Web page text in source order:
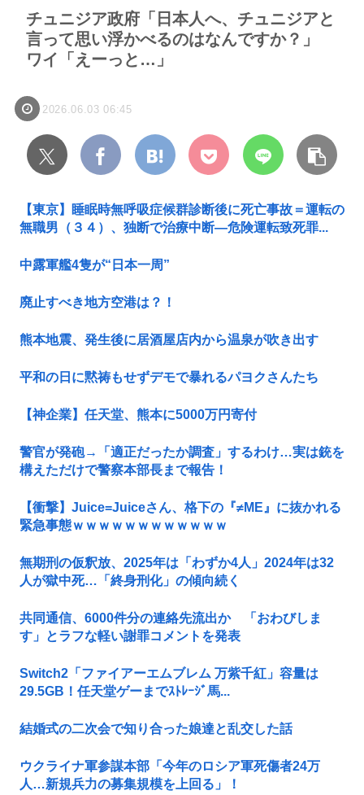
チュニジア政府「日本人へ、チュニジアと
言って思い浮かべるのはなんですか？」
ワイ「えーっと…」
2026.06.03 06:45
【東京】睡眠時無呼吸症候群診断後に死亡事故＝運転の
無職男（３４）、独断で治療中断―危険運転致死罪...
中露軍艦4隻が“日本一周”
廃止すべき地方空港は？！
熊本地震、発生後に居酒屋店内から温泉が吹き出す
平和の日に黙祷もせずデモで暴れるパヨクさんたち
【神企業】任天堂、熊本に5000万円寄付
警官が発砲→「適正だったか調査」するわけ…実は銃を
構えただけで警察本部長まで報告！
【衝撃】Juice=Juiceさん、格下の『≠ME』に抜かれる
緊急事態ｗｗｗｗｗｗｗｗｗｗｗｗ
無期刑の仮釈放、2025年は「わずか4人」2024年は32
人が獄中死…「終身刑化」の傾向続く
共同通信、6000件分の連絡先流出か 「おわびしま
す」とラフな軽い謝罪コメントを発表
Switch2「ファイアーエムブレム 万紫千紅」容量は
29.5GB！任天堂ゲーまでｽﾄﾚｰｼﾞ馬...
結婚式の二次会で知り合った娘達と乱交した話
ウクライナ軍参謀本部「今年のロシア軍死傷者24万
人…新規兵力の募集規模を上回る」！